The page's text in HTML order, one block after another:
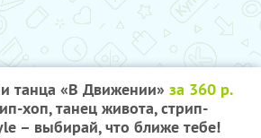
танца «В Движении» за 360 р.
хоп, танец живота, стрип-
– выбирай, что ближе тебе!